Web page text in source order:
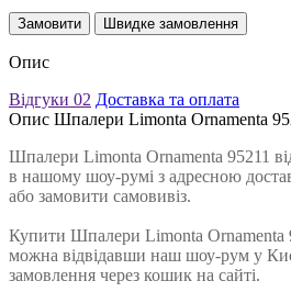
Замовити Швидке замовлення
Опис
Відгуки 02 Доставка та оплата
Опис Шпалери Limonta Ornamenta
Шпалери Limonta Ornamenta 95211
в нашому шоу-румі з адресною
або замовити самовивіз.
Купити Шпалери Limonta Ornamenta
можна відвідавши наш шоу-рум у
замовлення через кошик на сайті.